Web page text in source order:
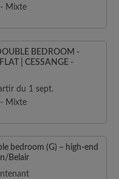
Mixte
BEDROOM -
| CESSANGE -
du 1 sept.
Mixte
bedroom (G) – high-end
Belair